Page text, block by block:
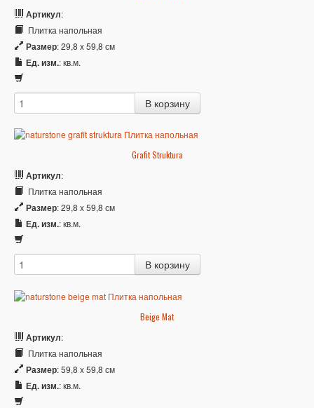
Артикул:
Плитка напольная
Размер: 29,8 x 59,8 см
Ед. изм.: кв.м.
Grafit Struktura
Артикул:
Плитка напольная
Размер: 29,8 x 59,8 см
Ед. изм.: кв.м.
Beige Mat
Артикул:
Плитка напольная
Размер: 59,8 x 59,8 см
Ед. изм.: кв.м.